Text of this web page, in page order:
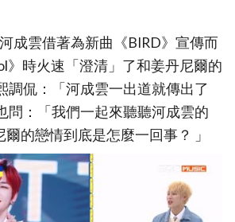
成雲借著為新曲《BIRD》宣傳而
》時火速「澄清」了和姜丹尼爾的
調侃：「河成雲一出道就傳出了
問：「我們一起來聽聽河成雲的
的戀情到底是怎麼一回事？ 」